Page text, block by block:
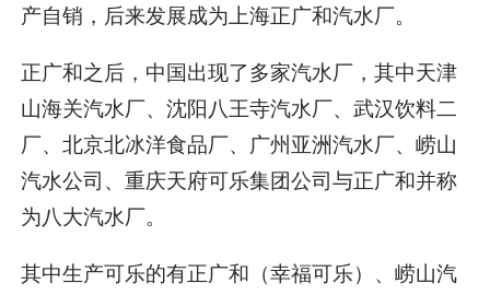
产自销，后来发展成为上海正广和汽水厂。
正广和之后，中国出现了多家汽水厂，其中天津
山海关汽水厂、沈阳八王寺汽水厂、武汉饮料二
厂、北京北冰洋食品厂、广州亚洲汽水厂、崂山
汽水公司、重庆天府可乐集团公司与正广和并称
为八大汽水厂。
其中生产可乐的有正广和（幸福可乐）、崂山汽